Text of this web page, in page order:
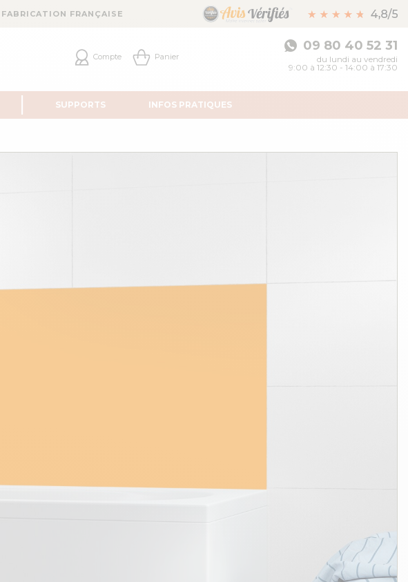
FABRICATION FRANÇAISE
Compte Panier
09 80 40 52 31
du lundi au vendredi
9:00 à 12:30 - 14:00 à 17:30
SUPPORTS INFOSPRATIQUES